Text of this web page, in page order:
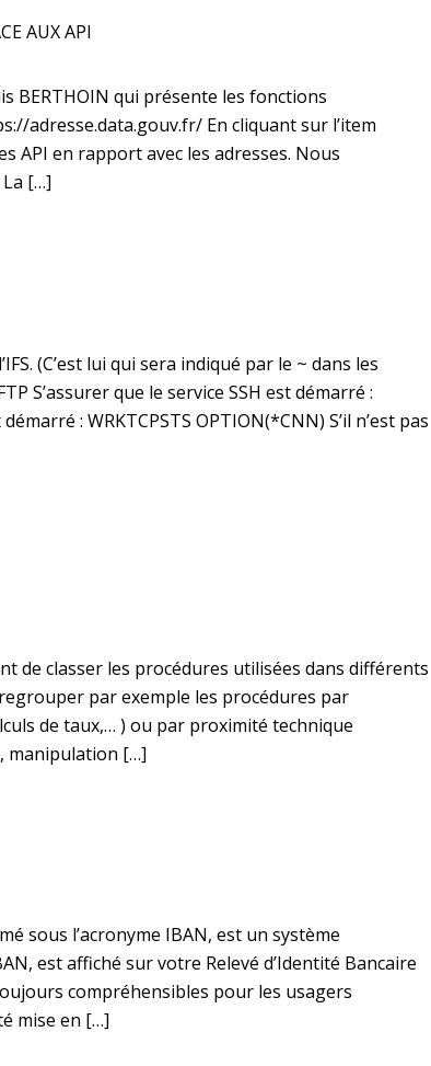
AUX API
BERTHOIN qui présente les fonctions
adresse.data.gouv.fr/ En cliquant sur l’item
API en rapport avec les adresses. Nous
La […]
(C’est lui qui sera indiqué par le ~ dans les
S’assurer que le service SSH est démarré :
: WRKTCPSTS OPTION(*CNN) S’il n’est pas
de classer les procédures utilisées dans différents
par exemple les procédures par
de taux,… ) ou par proximité technique
manipulation […]
sous l’acronyme IBAN, est un système
est affiché sur votre Relevé d’Identité Bancaire
compréhensibles pour les usagers
mise en […]